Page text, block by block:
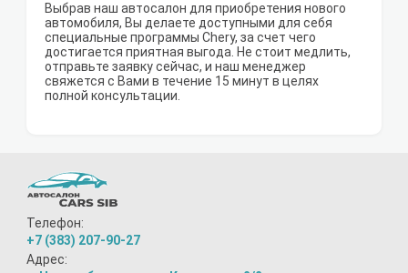
Выбрав наш автосалон для приобретения нового
автомобиля, Вы делаете доступными для себя
специальные программы Chery, за счет чего
достигается приятная выгода. Не стоит медлить,
отправьте заявку сейчас, и наш менеджер
свяжется с Вами в течение 15 минут в целях
полной консультации.
Телефон:
+7 (383) 207-90-27
Адрес: